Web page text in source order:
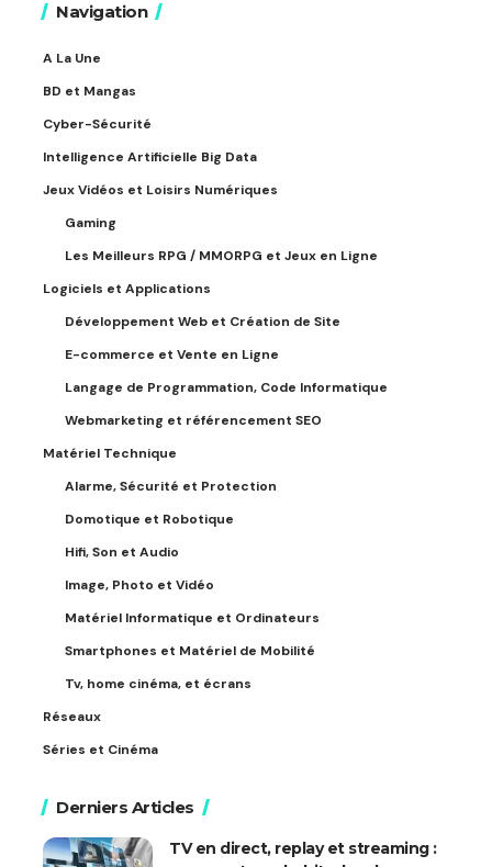
Navigation
A La Une
BD et Mangas
Cyber-Sécurité
Intelligence Artificielle Big Data
Jeux Vidéos et Loisirs Numériques
Gaming
Les Meilleurs RPG / MMORPG et Jeux en Ligne
Logiciels et Applications
Développement Web et Création de Site
E-commerce et Vente en Ligne
Langage de Programmation, Code Informatique
Webmarketing et référencement SEO
Matériel Technique
Alarme, Sécurité et Protection
Domotique et Robotique
Hifi, Son et Audio
Image, Photo et Vidéo
Matériel Informatique et Ordinateurs
Smartphones et Matériel de Mobilité
Tv, home cinéma, et écrans
Réseaux
Séries et Cinéma
Derniers Articles
TV en direct, replay et streaming :